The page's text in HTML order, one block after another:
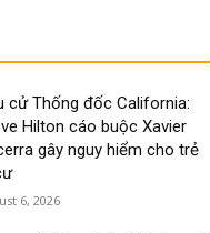
cử Thống đốc California:
Hilton cáo buộc Xavier
gây nguy hiểm cho trẻ
6, 2026